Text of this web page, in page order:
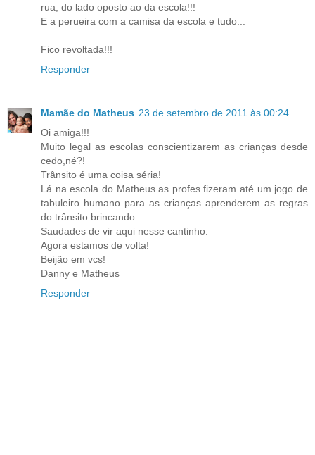
rua, do lado oposto ao da escola!!!
E a perueira com a camisa da escola e tudo...
Fico revoltada!!!
Responder
Mamãe do Matheus 23 de setembro de 2011 às 00:24
Oi amiga!!!
Muito legal as escolas conscientizarem as crianças desde
cedo,né?!
Trânsito é uma coisa séria!
Lá na escola do Matheus as profes fizeram até um jogo de
tabuleiro humano para as crianças aprenderem as regras
do trânsito brincando.
Saudades de vir aqui nesse cantinho.
Agora estamos de volta!
Beijão em vcs!
Danny e Matheus
Responder